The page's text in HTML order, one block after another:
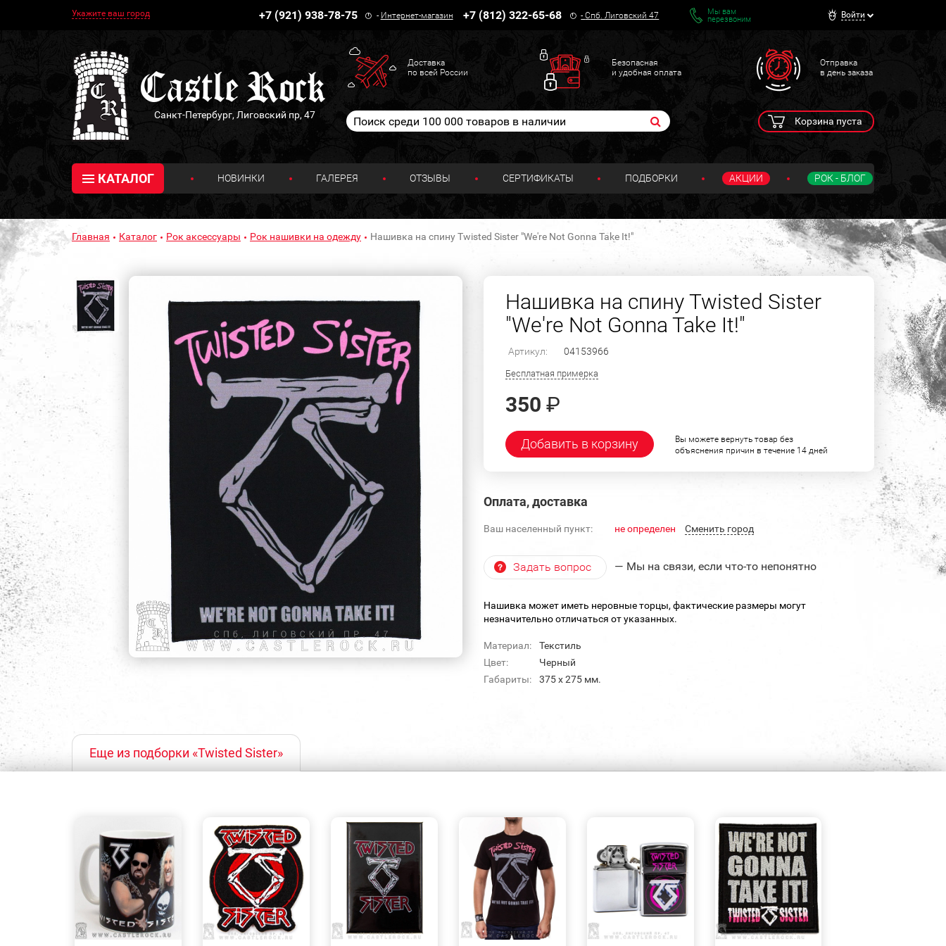
Укажите ваш город +7 (921) 938-78-75 - Интернет-магазин +7 (812) 322-65-68 -Спб. Лиговский 47
Мы вам
перезвоним
Войти
Санкт-Петербург, Лиговский пр, 47
Доставка
по всей России
Безопасная
и удобная оплата
Отправка
в день заказа
Корзина пуста
КАТАЛОГ НОВИНКИ ГАЛЕРЕЯ ОТЗЫВЫ СЕРТИФИКАТЫ ПОДБОРКИ АКЦИИ РОК - БЛОГ
Главная Каталог Рок аксессуары Рок нашивки на одежду Нашивка на спину Twisted Sister "We're Not Gonna Take It!"
Нашивка на спину Twisted Sister
"We're Not Gonna Take It!"
Артикул: 04153966
Бесплатная примерка
350 ₽
Добавить в корзину
Вы можете вернуть товар без
объяснения причин в течение 14 дней
Оплата, доставка
Ваш населенный пункт: не определен Cменить город
Задать вопрос — Мы на связи, если что-то непонятно
Нашивка может иметь неровные торцы, фактические размеры могут
незначительно отличаться от указанных.
Материал:
Текстиль
Цвет:
Черный
Габариты:
375 х 275 мм.
Еще из подборки «Twisted Sister»